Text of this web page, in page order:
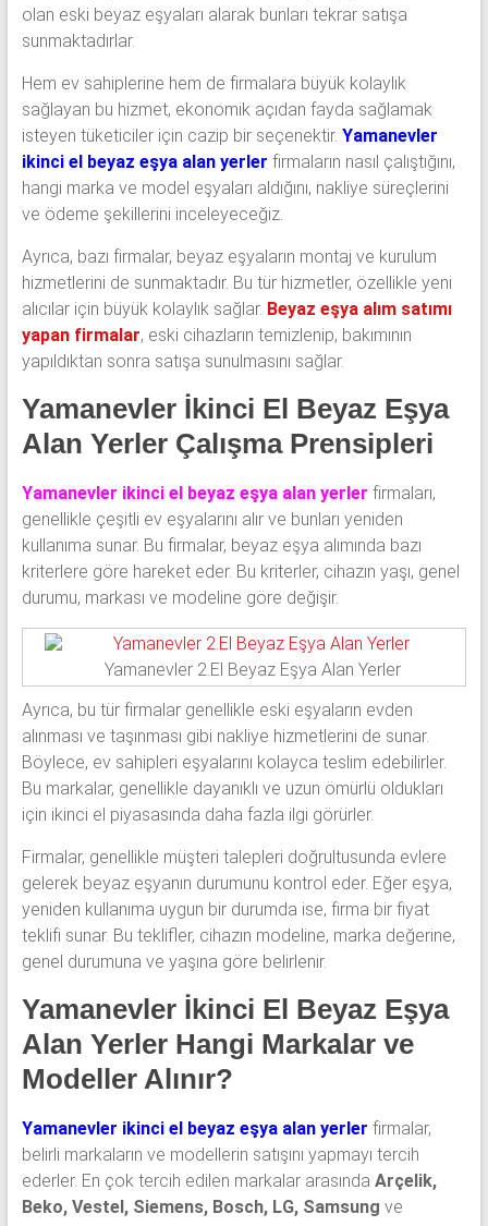
olan eski beyaz eşyaları alarak bunları tekrar satışa
sunmaktadırlar.
Hem ev sahiplerine hem de firmalara büyük kolaylık
sağlayan bu hizmet, ekonomik açıdan fayda sağlamak
isteyen tüketiciler için cazip bir seçenektir. Yamanevler
ikinci el beyaz eşya alan yerler firmaların nasıl çalıştığını,
hangi marka ve model eşyaları aldığını, nakliye süreçlerini
ve ödeme şekillerini inceleyeceğiz.
Ayrıca, bazı firmalar, beyaz eşyaların montaj ve kurulum
hizmetlerini de sunmaktadır. Bu tür hizmetler, özellikle yeni
alıcılar için büyük kolaylık sağlar. Beyaz eşya alım satımı
yapan firmalar, eski cihazların temizlenip, bakımının
yapıldıktan sonra satışa sunulmasını sağlar.
Yamanevler İkinci El Beyaz Eşya
Alan Yerler Çalışma Prensipleri
Yamanevler ikinci el beyaz eşya alan yerler firmaları,
genellikle çeşitli ev eşyalarını alır ve bunları yeniden
kullanıma sunar. Bu firmalar, beyaz eşya alımında bazı
kriterlere göre hareket eder. Bu kriterler, cihazın yaşı, genel
durumu, markası ve modeline göre değişir.
Yamanevler 2.El Beyaz Eşya Alan Yerler
Ayrıca, bu tür firmalar genellikle eski eşyaların evden
alınması ve taşınması gibi nakliye hizmetlerini de sunar.
Böylece, ev sahipleri eşyalarını kolayca teslim edebilirler.
Bu markalar, genellikle dayanıklı ve uzun ömürlü oldukları
için ikinci el piyasasında daha fazla ilgi görürler.
Firmalar, genellikle müşteri talepleri doğrultusunda evlere
gelerek beyaz eşyanın durumunu kontrol eder. Eğer eşya,
yeniden kullanıma uygun bir durumda ise, firma bir fiyat
teklifi sunar. Bu teklifler, cihazın modeline, marka değerine,
genel durumuna ve yaşına göre belirlenir.
Yamanevler İkinci El Beyaz Eşya
Alan Yerler Hangi Markalar ve
Modeller Alınır?
Yamanevler ikinci el beyaz eşya alan yerler firmalar,
belirli markaların ve modellerin satışını yapmayı tercih
ederler. En çok tercih edilen markalar arasında Arçelik,
Beko, Vestel, Siemens, Bosch, LG, Samsung ve